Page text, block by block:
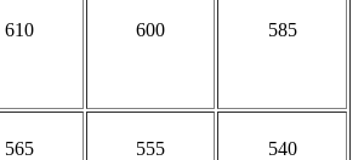
610 600 585
565 555 540